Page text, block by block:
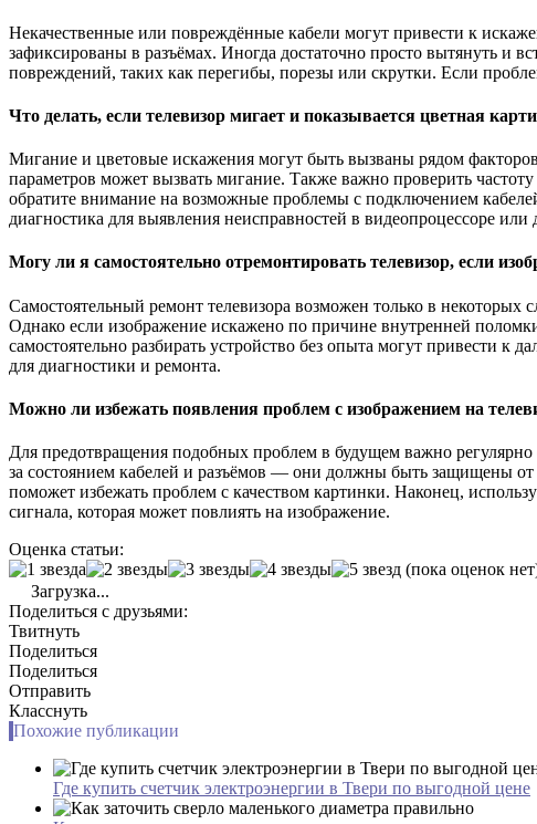
Некачественные или повреждённые кабели могут привести к
зафиксированы в разъёмах. Иногда достаточно просто вытянуть и
повреждений, таких как перегибы, порезы или скрутки. Если
Что делать, если телевизор мигает и показывается цветная
Мигание и цветовые искажения могут быть вызваны рядом
параметров может вызвать мигание. Также важно проверить
обратите внимание на возможные проблемы с подключением
диагностика для выявления неисправностей в видеопроцессоре
Могу ли я самостоятельно отремонтировать телевизор, если
Самостоятельный ремонт телевизора возможен только в
Однако если изображение искажено по причине внутренней
самостоятельно разбирать устройство без опыта могут привести
для диагностики и ремонта.
Можно ли избежать появления проблем с изображением на
Для предотвращения подобных проблем в будущем важно
за состоянием кабелей и разъёмов — они должны быть защищены от
поможет избежать проблем с качеством картинки. Наконец,
сигнала, которая может повлиять на изображение.
Оценка статьи:
(пока оценок
Загрузка...
Поделиться с друзьями:
Твитнуть
Поделиться
Поделиться
Отправить
Класснуть
Похожие публикации
Где купить счетчик электроэнергии в Твери по выгодной цене